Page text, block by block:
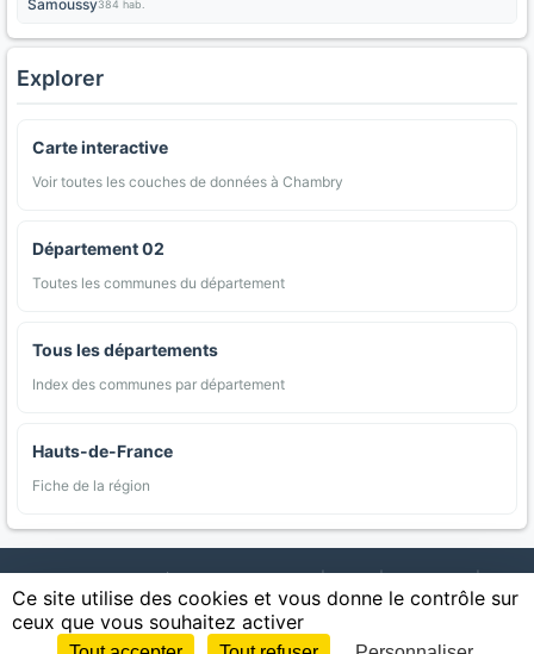
Samoussy384 hab.
Explorer
Carte interactive
Voir toutes les couches de données à Chambry
Département 02
Toutes les communes du département
Tous les départements
Index des communes par département
Hauts-de-France
Fiche de la région
AgriMap — Données agricoles ouvertes | Carte | Communes |
Appellations | Regions | Cultures | Zones protégées | Forets |
Littoral | Espaces naturels | Statistiques
| Confidentialite | CGU | CGV Cookies
Ce site utilise des cookies et vous donne le contrôle sur
ceux que vous souhaitez activer